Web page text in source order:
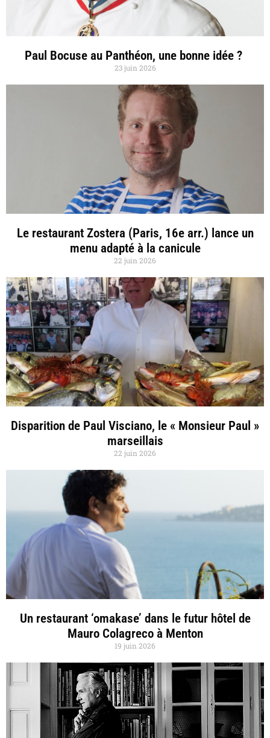
Paul Bocuse au Panthéon, une bonne idée ?
23 juin 2026
Le restaurant Zostera (Paris, 16e arr.) lance un
menu adapté à la canicule
22 juin 2026
Disparition de Paul Visciano, le « Monsieur Paul »
marseillais
22 juin 2026
Un restaurant ‘omakase’ dans le futur hôtel de
Mauro Colagreco à Menton
19 juin 2026